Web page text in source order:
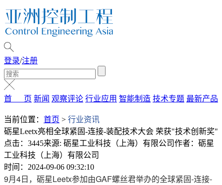
登录/注册
首 页 新闻 观察评论 行业应用 智能制造 技术专题 最新产品
当前位置： 首页 > 行业资讯
砺星Leetx亮相全球紧固-连接-装配技术大会 荣获"技术创新奖"
点击：3445来源: 砺星工业科技（上海）有限公司作者：砺星
工业科技（上海）有限公司
时间：2024-09-06 09:32:10
9月4日，砺星Leetx参加由GAF螺丝君举办的全球紧固-连接-